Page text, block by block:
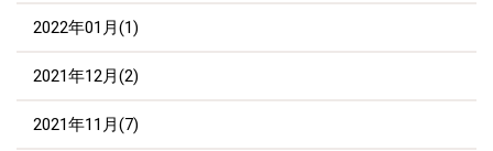
2022年01月(1)
2021年12月(2)
2021年11月(7)